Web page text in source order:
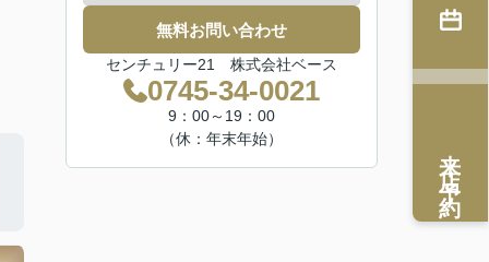
無料お問い合わせ
センチュリー21 株式会社ベース
0745-34-0021
9：00～19：00
（休：年末年始）
来店予約